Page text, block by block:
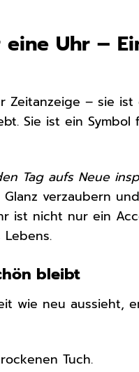
eine Uhr –
– sie ist
Sie ist ein
Tag aufs Neue
Glanz verzaubern
ist nicht nur ein
bleibt
wie neu aussieht,
Tuch.